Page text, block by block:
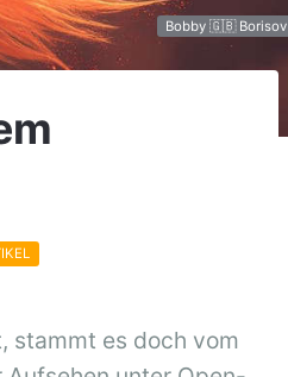
Bobby 🇬🇧 Borisov
stammt es doch vom